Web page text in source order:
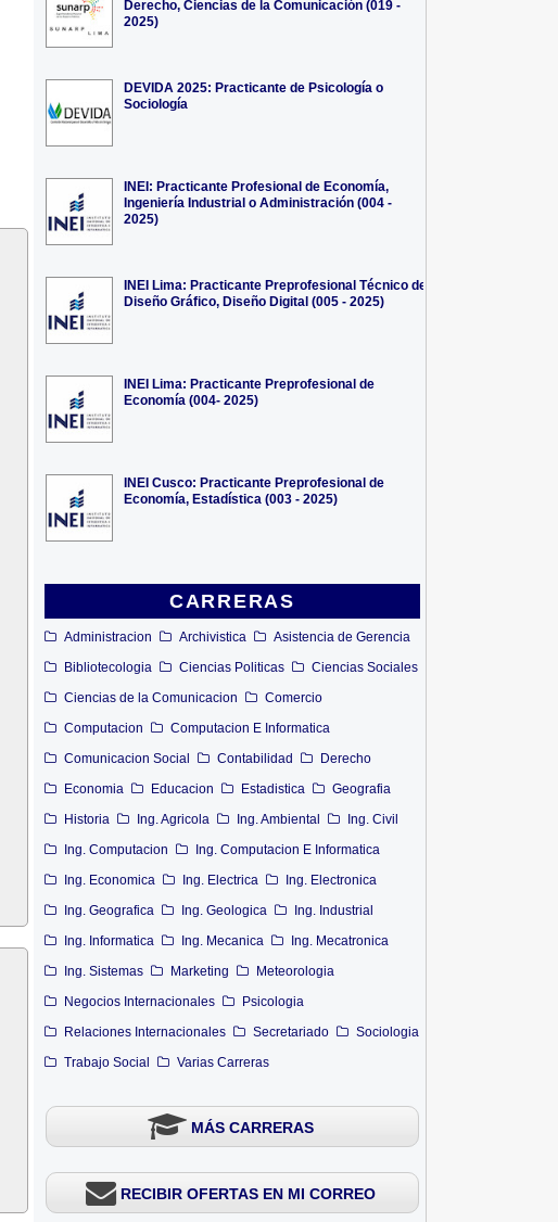
Derecho, Ciencias de la Comunicación (019 -
2025)
DEVIDA 2025: Practicante de Psicología o
Sociología
INEI: Practicante Profesional de Economía,
Ingeniería Industrial o Administración (004 -
2025)
INEI Lima: Practicante Preprofesional Técnico de
Diseño Gráfico, Diseño Digital (005 - 2025)
INEI Lima: Practicante Preprofesional de
Economía (004- 2025)
INEI Cusco: Practicante Preprofesional de
Economía, Estadística (003 - 2025)
CARRERAS
Administracion Archivistica
Asistencia de Gerencia
Bibliotecologia
Ciencias Politicas
Ciencias Sociales
Ciencias de la Comunicacion
Comercio
Computacion
Computacion E Informatica
Comunicacion Social
Contabilidad
Derecho
Economia
Educacion Estadistica
Geografia
Historia
Ing. Agricola Ing. Ambiental
Ing. Civil
Ing. Computacion
Ing. Computacion E Informatica
Ing. Economica
Ing. Electrica
Ing. Electronica
Ing. Geografica
Ing. Geologica
Ing. Industrial
Ing. Informatica
Ing. Mecanica
Ing. Mecatronica
Ing. Sistemas
Marketing
Meteorologia
Negocios Internacionales
Psicologia
Relaciones Internacionales
Secretariado
Sociologia
Trabajo Social
Varias Carreras
MÁS CARRERAS
RECIBIR OFERTAS EN MI CORREO